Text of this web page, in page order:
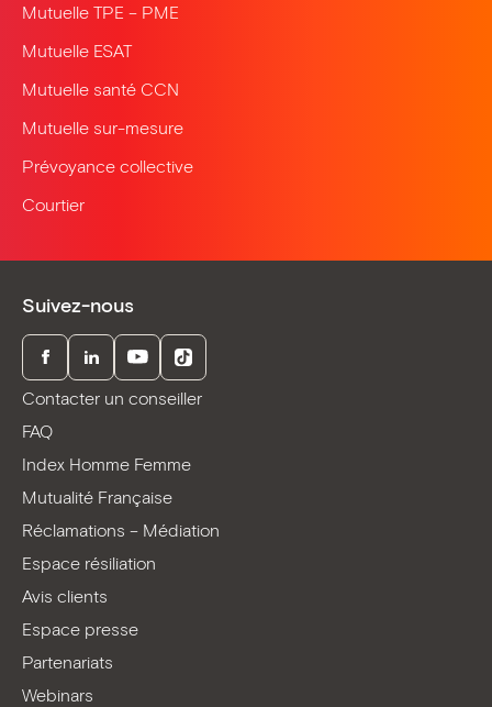
Mutuelle TPE – PME
Mutuelle ESAT
Mutuelle santé CCN
Mutuelle sur-mesure
Prévoyance collective
Courtier
Suivez-nous
FacebookLinkedInYoutubeTikTok
Contacter un conseiller
FAQ
Index Homme Femme
Mutualité Française
Réclamations – Médiation
Espace résiliation
Avis clients
Espace presse
Partenariats
Webinars